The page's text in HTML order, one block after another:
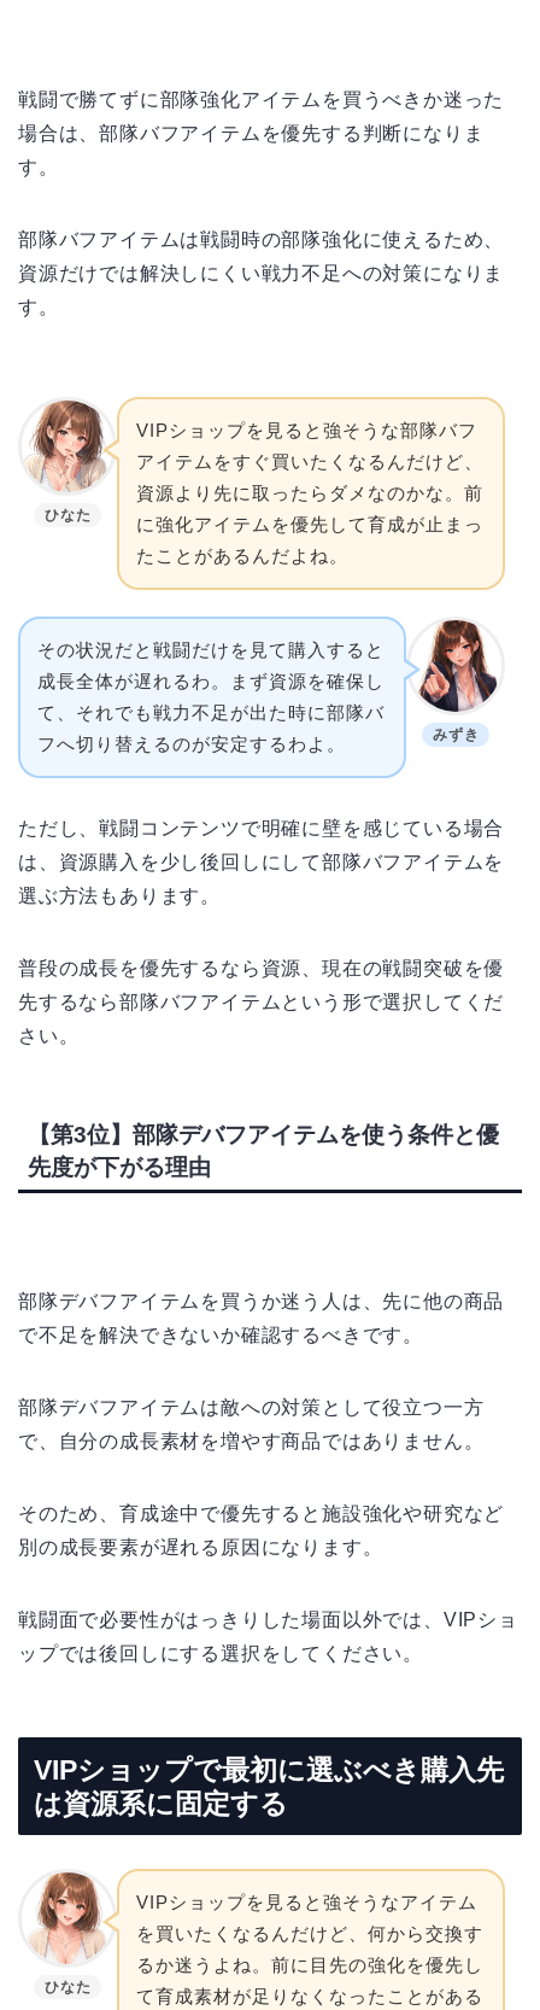
戦闘で勝てずに部隊強化アイテムを買うべきか迷った
場合は、部隊バフアイテムを優先する判断になりま
す。
部隊バフアイテムは戦闘時の部隊強化に使えるため、
資源だけでは解決しにくい戦力不足への対策になりま
す。
ひなた
VIPショップを見ると強そうな部隊バフ
アイテムをすぐ買いたくなるんだけど、
資源より先に取ったらダメなのかな。前
に強化アイテムを優先して育成が止まっ
たことがあるんだよね。
みずき
その状況だと戦闘だけを見て購入すると
成長全体が遅れるわ。まず資源を確保し
て、それでも戦力不足が出た時に部隊バ
フへ切り替えるのが安定するわよ。
ただし、戦闘コンテンツで明確に壁を感じている場合
は、資源購入を少し後回しにして部隊バフアイテムを
選ぶ方法もあります。
普段の成長を優先するなら資源、現在の戦闘突破を優
先するなら部隊バフアイテムという形で選択してくだ
さい。
【第3位】部隊デバフアイテムを使う条件と優
先度が下がる理由
部隊デバフアイテムを買うか迷う人は、先に他の商品
で不足を解決できないか確認するべきです。
部隊デバフアイテムは敵への対策として役立つ一方
で、自分の成長素材を増やす商品ではありません。
そのため、育成途中で優先すると施設強化や研究など
別の成長要素が遅れる原因になります。
戦闘面で必要性がはっきりした場面以外では、VIPショ
ップでは後回しにする選択をしてください。
VIPショップで最初に選ぶべき購入先
は資源系に固定する
ひなた
VIPショップを見ると強そうなアイテム
を買いたくなるんだけど、何から交換す
るか迷うよね。前に目先の強化を優先し
て育成素材が足りなくなったことがある